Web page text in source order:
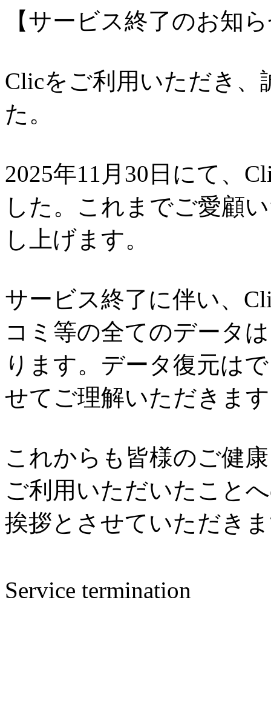
【サービス終了のお知
Clicをご利用いただき
た。
2025年11月30日にて、
した。これまでご愛顧
し上げます。
サービス終了に伴い、
コミ等の全てのデータ
ります。データ復元は
せてご理解いただきま
これからも皆様のご健
ご利用いただいたこと
挨拶とさせていただき
Service termination